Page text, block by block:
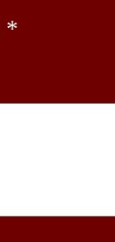
*